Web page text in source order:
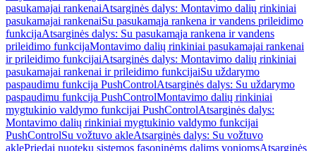
pasukamajai rankenaiAtsarginės dalys: Montavimo dalių rinkiniai
pasukamajai rankenaiSu pasukamąja rankena ir vandens prileidimo
funkcijaAtsarginės dalys: Su pasukamąja rankena ir vandens
prileidimo funkcijaMontavimo dalių rinkiniai pasukamajai rankenai
ir prileidimo funkcijaiAtsarginės dalys: Montavimo dalių rinkiniai
pasukamajai rankenai ir prileidimo funkcijaiSu uždarymo
paspaudimu funkcija PushControlAtsarginės dalys: Su uždarymo
paspaudimu funkcija PushControlMontavimo dalių rinkiniai
mygtukinio valdymo funkcijai PushControlAtsarginės dalys:
Montavimo dalių rinkiniai mygtukinio valdymo funkcijai
PushControlSu vožtuvo akleAtsarginės dalys: Su vožtuvo
aklePriedai nuotekų sistemos fasoninėms dalims voniomsAtsarginės